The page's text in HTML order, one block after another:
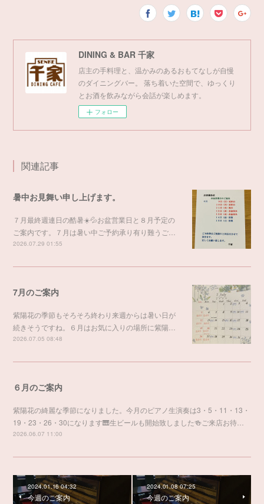
DINING & BAR 千家
店主の手料理と、温かみのあるおもてなしが自慢
のダイニングバー。 落ち着いた空間で、ゆっくり
とお酒を飲みながら会話が楽しめます。
フォロー
関連記事
暑中お見舞い申し上げます。
７月最終週連日の酷暑☀️💦お盆営業日と８月予定の
ご案内です。７月は暑い中ご予約承り有り難うご…
2026.07.29 01:55
7月のご案内
紫陽花の季節もそろそろ終わり来週からは暑い日が
続きそうですね。６月はお気に入りの場所に紫陽…
2026.07.05 08:48
６月のご案内
紫陽花の綺麗な季節になりました。今月のピアノ生演奏は3・5・11・13・
19・23・26・30になります🎹生ビールも開始致しました🍻ご来店お待…
2026.06.07 11:00
2024.01.16 04:32
今週のご案内
2024.01.08 07:25
今週のご案内